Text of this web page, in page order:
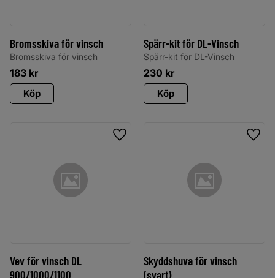
Bromsskiva för vinsch
Bromsskiva för vinsch
183 kr
Köp
Spärr-kit för DL-Vinsch
Spärr-kit för DL-Vinsch
230 kr
Köp
Vev för vinsch DL
900/1000/1100
Lägg till i favoriter
Skyddshuva för vinsch
(svart)